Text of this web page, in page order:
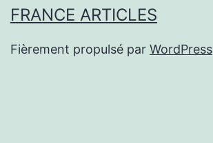
FRANCE ARTICLES
Fièrement propulsé par WordPress